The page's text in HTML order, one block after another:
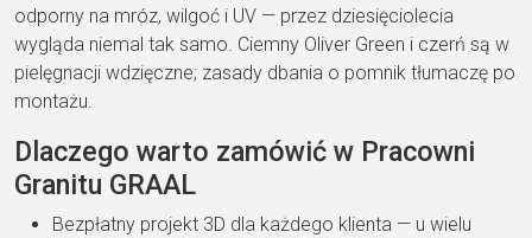
odporny na mróz, wilgoć i UV — przez dziesięciolecia
wygląda niemal tak samo. Ciemny Oliver Green i czerń są w
pielęgnacji wdzięczne; zasady dbania o pomnik tłumaczę po
montażu.
Dlaczego warto zamówić w Pracowni
Granitu GRAAL
Bezpłatny projekt 3D dla każdego klienta — u wielu